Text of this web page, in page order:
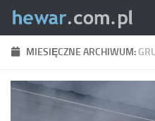
Skip to content
MIESIĘCZNE ARCHIWUM: